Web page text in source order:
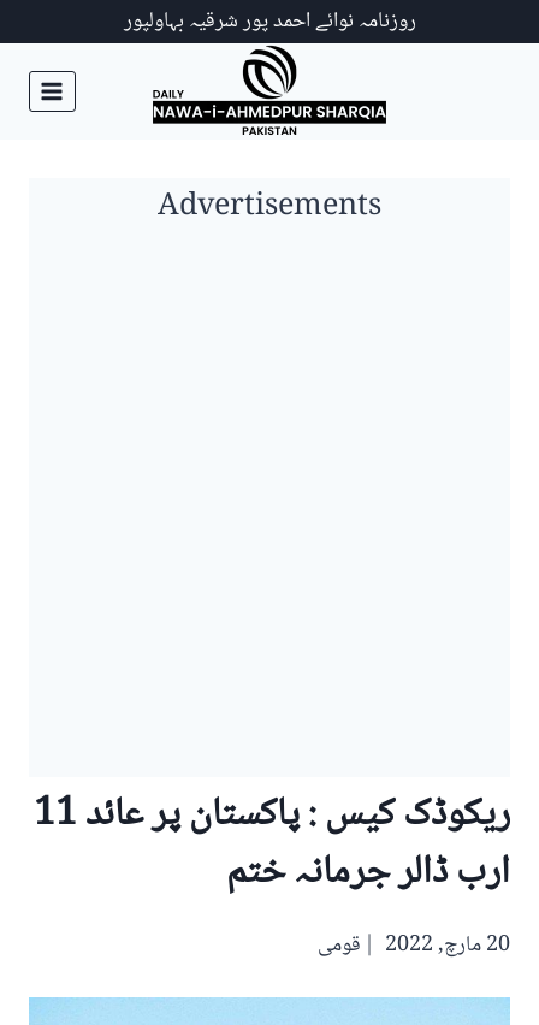
روزنامہ نوائے احمد پور شرقیہ بہاولپور
Advertisements
ریکوڈک کیس : پاکستان پر عائد 11
ارب ڈالر جرمانہ ختم
20 مارچ, 2022 قومی